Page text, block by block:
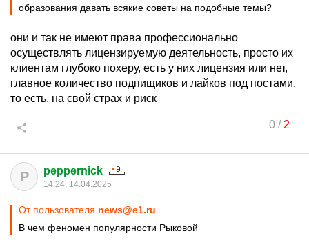
образования давать всякие советы на подобные темы?
они и так не имеют права профессионально
осуществлять лицензируемую деятельность, просто их
клиентам глубоко похеру, есть у них лицензия или нет,
главное количество подпищиков и лайков под постами,
то есть, на свой страх и риск
0/ 2
P peppernick
14:24, 14.04.2025
От пользователя news@e1.ru
В чем феномен популярности Рыковой